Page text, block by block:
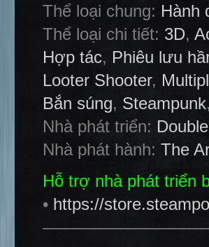
Thể loại chung: Hành
Thể loại chi tiết: 3D,
Hợp tác, Phiêu lưu
Looter Shooter,
Bắn súng, Steampunk,
Nhà phát triển:
Nhà phát hành: The
Hỗ trợ nhà phát triển
• https://